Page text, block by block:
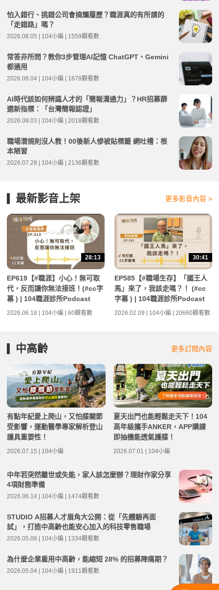
怕入錯行、挑錯公司會搞爛履歷？職涯真的有所謂的
「走錯路」嗎？
2026.08.05 | 104小編 | 1559觀看數
常答非所問？教你3步管理AI記憶 ChatGPT、Gemini
都適用
2026.08.04 | 104小編 | 1878觀看數
AI時代該如何辨識人才的「簡報溝通力」？HR招募篩
選新指標：「台灣簡報認證」
2026.08.03 | 104小編 | 2018觀看數
職場潛規則沒人教！00後新人慘被貼標籤 網吐槽：根
本陋習
2026.07.28 | 104小編 | 2136觀看數
最新影音上架 更多影音內容 >
28:13
EP619【#職涯】小心！無可取
代，反而讓你無法接班！(#cc字
幕 ) | 104職涯診所Podcast
2026.06.18 | 104小編 | 60觀看數
30:41
EP585【#職場生存】「國王人
馬」來了，我該走嗎？！ (#cc
字幕 ) | 104職涯診所Podcast
2026.02.09 | 104小編 | 20660觀看數
中高齡 更多訂閱內容
有點年紀愛上爬山，又怕膝關節
受影響，運動醫學專家解析登山
護具重要性！
2026.07.15 | 104小編
夏天出門也能輕鬆走天下！104
高年級攜手ANKER，APP購課
即抽機能透氣護膝！
2026.07.01 | 104小編
中年若突然離世或失能，家人該怎麼辦？理財作家分享
4項財務準備
2026.06.14 | 104小編 | 1474觀看數
STUDIO A招募人才眉角大公開：從「先體驗再面
試」，打造中高齡也能安心加入的科技零售職場
2026.05.06 | 104小編 | 1334觀看數
為什麼企業雇用中高齡，能縮短 28% 的招募陣痛期？
2026.05.04 | 104小編 | 1911觀看數